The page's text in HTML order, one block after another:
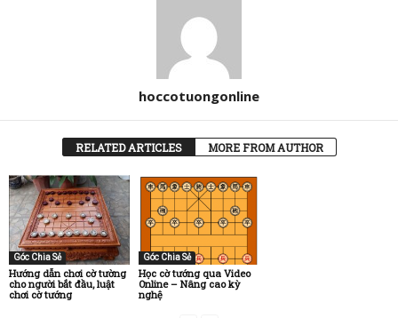
hoccotuongonline
RELATED ARTICLES MORE FROM AUTHOR
Góc Chia Sẻ
Hướng dẫn chơi cờ tường
cho người bắt đầu, luật
chơi cờ tướng
Góc Chia Sẻ
Học cờ tướng qua Video
Online – Nâng cao kỳ
nghệ